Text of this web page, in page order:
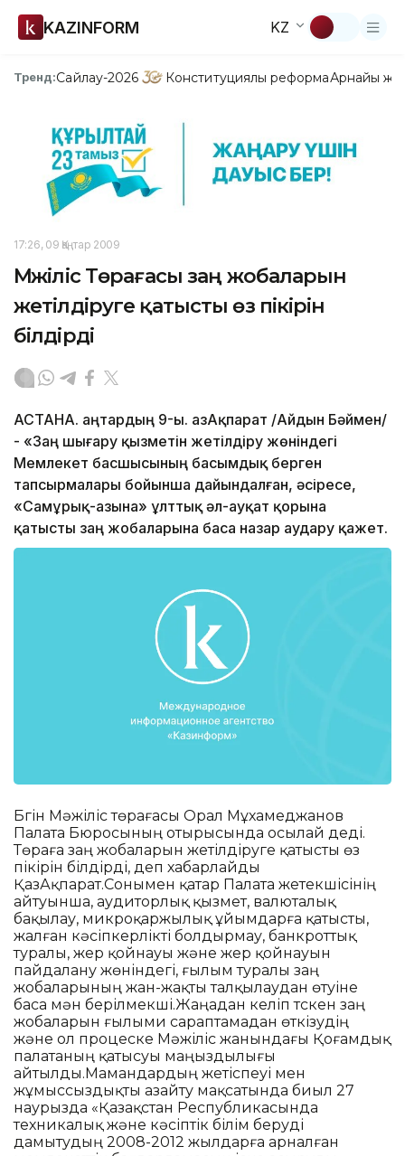
KAZINFORM KZ
Тренд:Сайлау-2026 Конституциялық реформаАрнайы
17:26, 09 Қаңтар 2009
Мәжіліс Төрағасы заң жобаларын
жетілдіруге қатысты өз пікірін
білдірді
АСТАНА. Қаңтардың 9-ы. ҚазАқпарат /Айдын Бәймен/
- «Заң шығару қызметін жетілдіру жөніндегі
Мемлекет басшысының басымдық берген
тапсырмалары бойынша дайындалған, әсіресе,
«Самұрық-Қазына» ұлттық әл-ауқат қорына
қатысты заң жобаларына баса назар аудару қажет.
Бүгін Мәжіліс төрағасы Орал Мұхамеджанов
Палата Бюросының отырысында осылай деді.
Төраға заң жобаларын жетілдіруге қатысты өз
пікірін білдірді, деп хабарлайды
ҚазАқпарат.Сонымен қатар Палата жетекшісінің
айтуынша, аудиторлық қызмет, валюталық
бақылау, микроқаржылық ұйымдарға қатысты,
жалған кәсіпкерлікті болдырмау, банкроттық
туралы, жер қойнауы және жер қойнауын
пайдалану жөніндегі, ғылым туралы заң
жобаларының жан-жақты талқылаудан өтуіне
баса мән берілмекші.Жаңадан келіп түскен заң
жобаларын ғылыми сараптамадан өткізудің
және ол процеске Мәжіліс жанындағы Қоғамдық
палатаның қатысуы маңыздылығы
айтылды.Мамандардың жетіспеуі мен
жұмыссыздықты азайту мақсатында биыл 27
наурызда «Қазақстан Республикасында
техникалық және кәсіптік білім беруді
дамытудың 2008-2012 жылдарға арналған